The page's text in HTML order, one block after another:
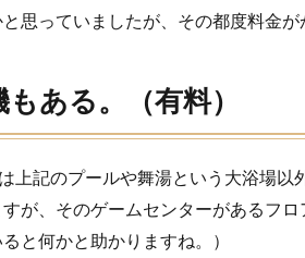
思っていましたが、その都度料金が
ある。（有料）
上記のプールや舞湯という大浴場
が、そのゲームセンターがあるフ
と何かと助かりますね。）